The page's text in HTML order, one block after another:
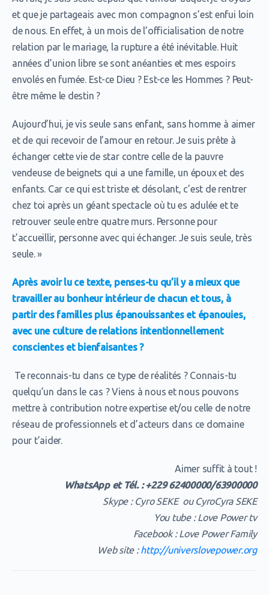
et que je partageais avec mon compagnon s’est enfui loin
de nous. En effet, à un mois de l’officialisation de notre
relation par le mariage, la rupture a été inévitable. Huit
années d’union libre se sont anéanties et mes espoirs
envolés en fumée. Est-ce Dieu ? Est-ce les Hommes ? Peut-
être même le destin ?
Aujourd’hui, je vis seule sans enfant, sans homme à aimer
et de qui recevoir de l’amour en retour. Je suis prête à
échanger cette vie de star contre celle de la pauvre
vendeuse de beignets qui a une famille, un époux et des
enfants. Car ce qui est triste et désolant, c’est de rentrer
chez toi après un géant spectacle où tu es adulée et te
retrouver seule entre quatre murs. Personne pour
t’accueillir, personne avec qui échanger. Je suis seule, très
seule. »
Après avoir lu ce texte, penses-tu qu’il y a mieux que
travailler au bonheur intérieur de chacun et tous, à
partir des familles plus épanouissantes et épanouies,
avec une culture de relations intentionnellement
conscientes et bienfaisantes ?
Te reconnais-tu dans ce type de réalités ? Connais-tu
quelqu’un dans le cas ? Viens à nous et nous pouvons
mettre à contribution notre expertise et/ou celle de notre
réseau de professionnels et d’acteurs dans ce domaine
pour t’aider.
Aimer suffit à tout !
WhatsApp et Tél. : +229 62400000/63900000
Skype : Cyro SEKE ou CyroCyra SEKE
You tube : Love Power tv
Facebook : Love Power Family
Web site :http://universlovepower.org